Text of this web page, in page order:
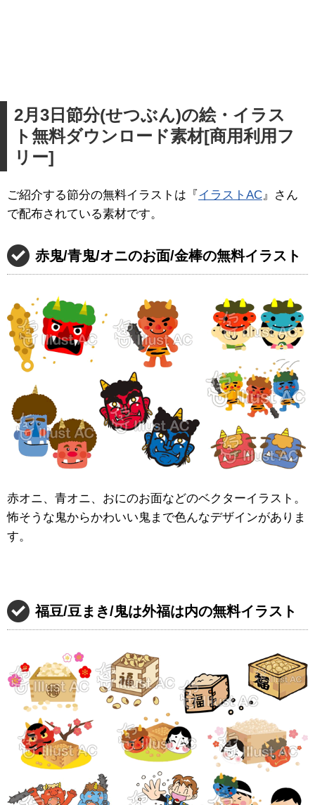
2月3日節分(せつぶん)の絵・イラス
ト無料ダウンロード素材[商用利用フ
リー]
ご紹介する節分の無料イラストは『イラストAC』さん
で配布されている素材です。
赤鬼/青鬼/オニのお面/金棒の無料イラスト
赤オニ、青オニ、おにのお面などのベクターイラスト。
怖そうな鬼からかわいい鬼まで色んなデザインがありま
す。
福豆/豆まき/鬼は外福は内の無料イラスト